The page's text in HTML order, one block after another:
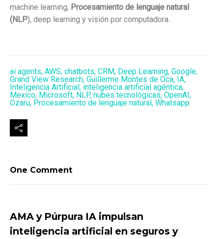
machine learning, Procesamiento de lenguaje natural
(NLP), deep learning y visión por computadora.
ai agents, AWS, chatbots, CRM, Deep Learning, Google,
Grand View Research, Guillermo Montes de Oca, IA,
Inteligencia Artificial, inteligencia artificial agéntica,
Mexico, Microsoft, NLP, nubes tecnológicas, OpenAI,
Ozaru, Procesamiento de lenguaje natural, Whatsapp
One Comment
AMA y Púrpura IA impulsan
inteligencia artificial en seguros y